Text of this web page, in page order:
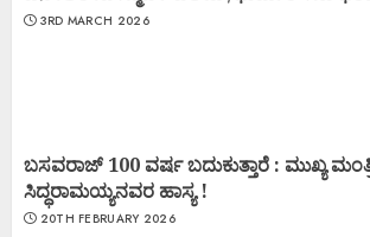
3RD MARCH 2026
ಬಸವರಾಜ್ 100 ವರ್ಷ ಬದುಕುತ್ತಾರೆ : ಮುಖ್ಯ
ಸಿದ್ಧರಾಮಯ್ಯನವರ ಹಾಸ್ಯ !
20TH FEBRUARY 2026